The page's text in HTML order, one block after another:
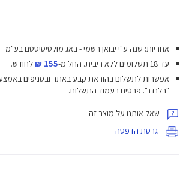
אחריות: שנה ע"י יבואן רשמי - באג מולטיסיסטם בע"מ
עד 18 תשלומים ללא ריבית.
החל מ-155 ₪
לחודש.
אפשרות לתשלום בהוראת קבע באתר ובסניפים
"בלנדר". פרטים בעמוד התשלום.
שאל אותנו על מוצר זה
גרסת הדפסה